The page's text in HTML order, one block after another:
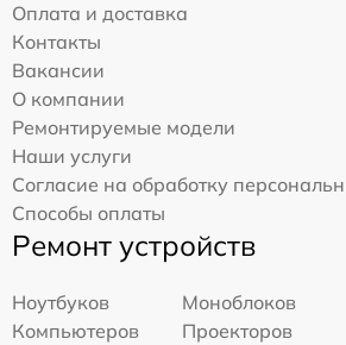
Оплата и доставка
Контакты
Вакансии
О компании
Ремонтируемые модели
Наши услуги
Согласие на обработку
Способы оплаты
Ремонт устройств
Ноутбуков
Моноблоков
Компьютеров
Проекторов